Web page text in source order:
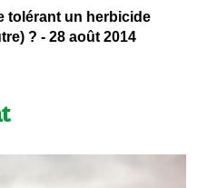
tolérant un herbicide
? - 28 août 2014